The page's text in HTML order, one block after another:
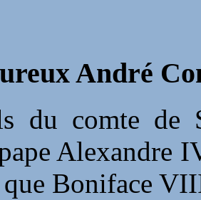
André
du comte de
Alexandre
que Boniface